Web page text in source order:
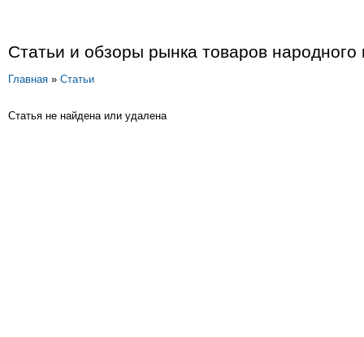
Статьи и обзоры рынка товаров народного
Главная » Статьи
Статья не найдена или удалена